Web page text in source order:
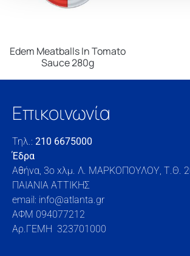
Edem Meatballs In Tomato
Sauce 280g
Επικοινωνία
Τηλ.: 210 6675000
Έδρα
Αθήνα, 3o xλμ. Λ. ΜΑΡΚΟΠΟΥΛΟΥ, Τ.Θ.
ΠΑΙΑΝΙΑ ΑΤΤΙΚΗΣ
email: info@atlanta.gr
ΑΦΜ 094077212
Αρ.ΓΕΜΗ 323701000